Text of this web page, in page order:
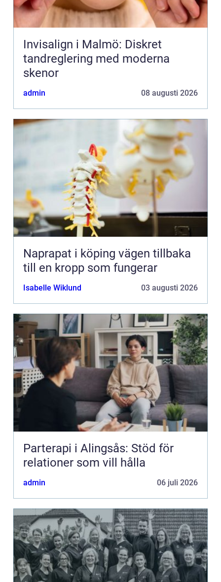
Invisalign i Malmö: Diskret
tandreglering med moderna
skenor
admin 08 augusti 2026
Naprapat i köping vägen tillbaka
till en kropp som fungerar
Isabelle Wiklund 03 augusti 2026
Parterapi i Alingsås: Stöd för
relationer som vill hålla
admin 06 juli 2026